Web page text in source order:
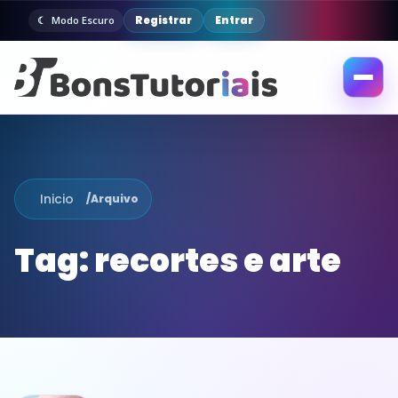
Modo Escuro Registrar Entrar
Abrir
Inicio /Arquivo
Tag:recortes e arte